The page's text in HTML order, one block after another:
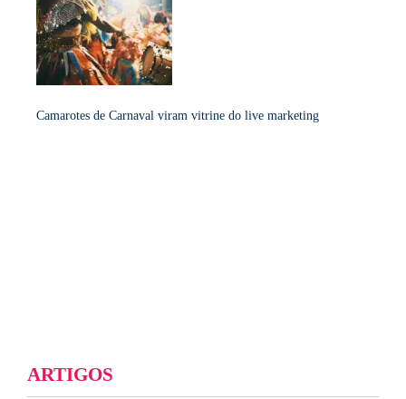
Camarotes de Carnaval viram vitrine do live marketing
ARTIGOS